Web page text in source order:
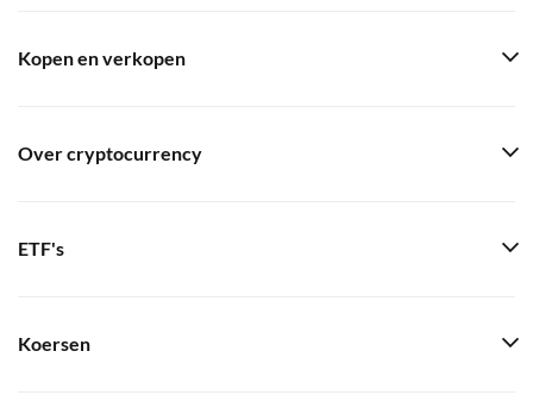
Kopen en verkopen
Over cryptocurrency
ETF's
Koersen